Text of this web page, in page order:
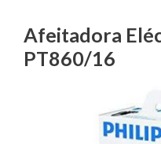
Afeitadora
PT860/16